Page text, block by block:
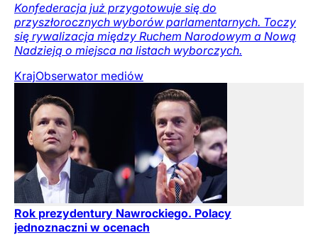
Konfederacja już przygotowuje się do
przyszłorocznych wyborów parlamentarnych. Toczy
się rywalizacja między Ruchem Narodowym a Nową
Nadzieją o miejsca na listach wyborczych.
KrajObserwator mediów
Rok prezydentury Nawrockiego. Polacy
jednoznaczni w ocenach